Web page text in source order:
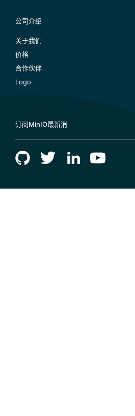
公司介绍
关于我们
价格
合作伙伴
Logo
订阅MinIO最新消